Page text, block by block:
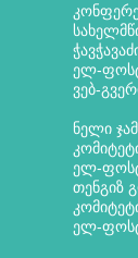
ელ-
ვებ-
ნელი
ელ-
თენგიზ
ელ-